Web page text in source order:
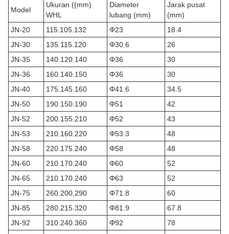
Model
Ukuran ((mm)
WHL
Diameter
lubang (mm)
Jarak pusat
(mm)
JN-20
115.105.132 Φ23
18.4
JN-30
135.115.120 Φ30.6
26
JN-35
140.120.140 Φ36
30
JN-36
160.140.150 Φ36
30
JN-40
175.145.160 Φ41.6
34.5
JN-50
190.150.190 Φ51
42
JN-52
200.155.210 Φ52
43
JN-53
210.160.220 Φ53.3
48
JN-58
220.175.240 Φ58
48
JN-60
210.170.240 Φ60
52
JN-65
210.170.240 Φ63
52
JN-75
260.200.290 Φ71.8
60
JN-85
280.215.320 Φ81.9
67.8
JN-92
310.240.360 Φ92
78